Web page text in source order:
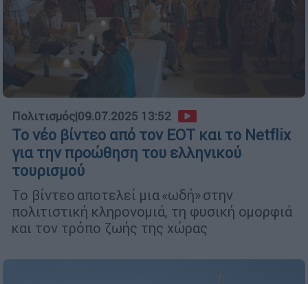
Πολιτισμός|09.07.2025 13:52
Το νέο βίντεο από τον ΕΟΤ και το Netflix
για την προώθηση του ελληνικού
τουρισμού
Το βίντεο αποτελεί μια «ωδή» στην
πολιτιστική κληρονομιά, τη φυσική ομορφιά
και τον τρόπο ζωής της χώρας